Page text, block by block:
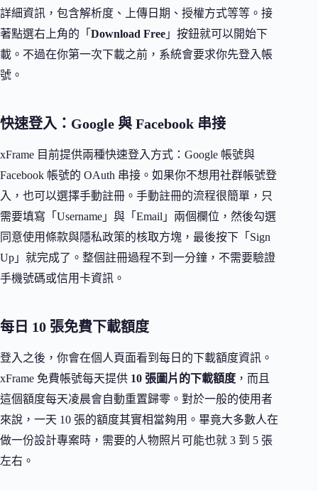
詳細資訊，包含解析度、上傳日期、授權方式等等。接
著點選右上角的「 Download Free 」按鈕就可以開始下
載。不過在你第一次下載之前，系統會要求你先登入帳
號。
快速登入：Google 與 Facebook 串接
xFrame 目前提供兩種快速登入方式：Google 帳號與
Facebook 帳號的 OAuth 串接。如果你不想用社群帳號登
入，也可以選擇手動註冊。手動註冊的流程很簡單，只
需要填寫「Username」與「Email」兩個欄位，然後勾選
同意使用條款與隱私政策的核取方塊，最後按下「Sign
Up」就完成了。整個註冊過程不到一分鐘，不需要驗證
手機號碼或信用卡資訊。
每日 10 張免費下載額度
登入之後，你會在個人頁面看到每日的下載額度資訊。
xFrame 免費帳號每天提供 10 張圖片的下載額度 ，而且
這個額度每天凌晨會自動重置歸零。對於一般的使用者
來說，一天 10 張的額度其實相當夠用。畢竟大多數人在
做一份設計專案時，需要的人物照片可能也就 3 到 5 張
左右。